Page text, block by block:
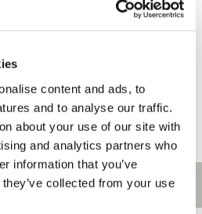
content and ads, to
and to analyse our traffic.
about your use of our site with
and analytics partners who
information that you’ve
collected from your use